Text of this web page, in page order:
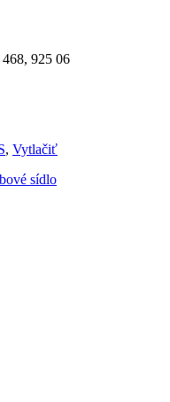
925 06
, Vytlačiť
sídlo